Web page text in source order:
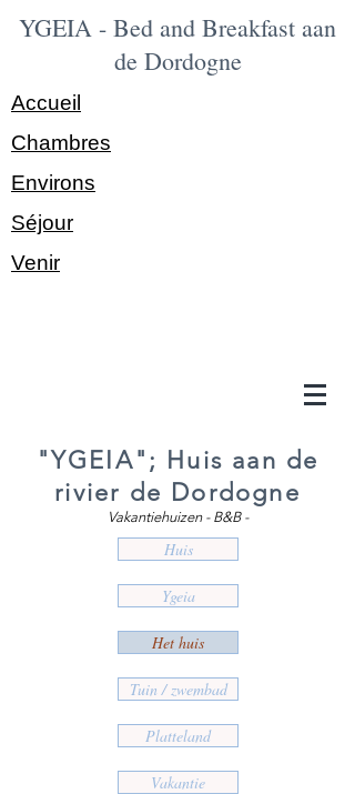
YGEIA - Bed and Breakfast aan
de Dordogne
Accueil
Chambres
Environs
Séjour
Venir
"YGEIA"; Huis aan de
rivier de Dordogne
Vakantiehuizen - B&B -
Huis
Ygeia
Het huis
Tuin / zwembad
Platteland
Vakantie